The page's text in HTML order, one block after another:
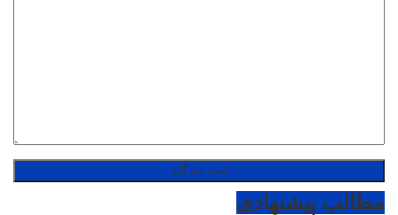
مطالب پیشنهادی